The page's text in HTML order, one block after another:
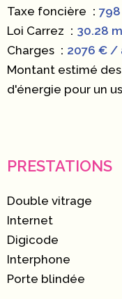
Taxe foncière
Loi Carrez
30.28
Charges
2076 € /
Montant estimé
d'énergie pour un
PRESTATIONS
Double vitrage
Internet
Digicode
Interphone
Porte blindée